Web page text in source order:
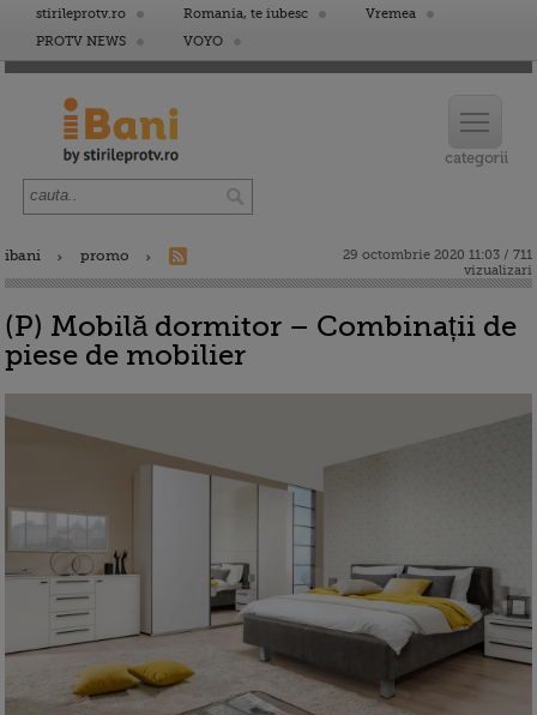
stirileprotv.ro Romania, te iubesc
Vremea
PROTV NEWS
VOYO
ibani promo
29 octombrie 2020 11:03 / 711
vizualizari
(P) Mobilă dormitor – Combinații de
piese de mobilier